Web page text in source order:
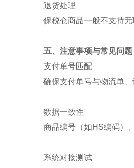
退货处理
保税仓商品一般不支持
五、注意事项与常见问题
支付单号匹配
确保支付单号与物流单
数据一致性
商品编号（如HS编码）
系统对接测试